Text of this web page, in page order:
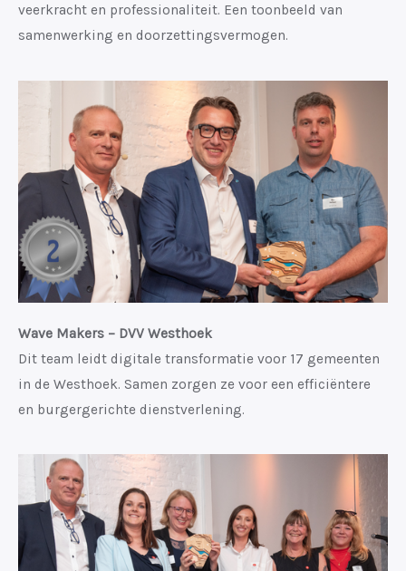
veerkracht en professionaliteit. Een toonbeeld van
samenwerking en doorzettingsvermogen.
Wave Makers – DVV Westhoek
Dit team leidt digitale transformatie voor 17 gemeenten
in de Westhoek. Samen zorgen ze voor een efficiëntere
en burgergerichte dienstverlening.